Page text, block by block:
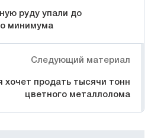
руду упали до
минимума
Следующий материал
хочет продать тысячи тонн
цветного металлолома